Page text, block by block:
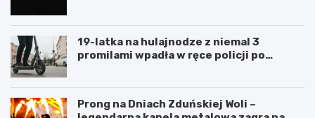
19-latka na hulajnodze z niemal 3
promilami wpadła w ręce policji po
Prong na Dniach Zduńskiej Woli –